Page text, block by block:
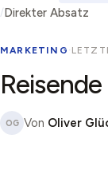
Direkter Absatz
MARKETING ·
Reisende
OG Von Oliver